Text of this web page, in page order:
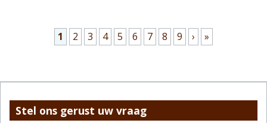
1 2 3 4 5 6 7 8 9 › »
Stel ons gerust uw vraag